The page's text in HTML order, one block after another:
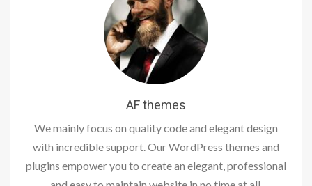
AF themes
We mainly focus on quality code and elegant design
with incredible support. Our WordPress themes and
plugins empower you to create an elegant, professional